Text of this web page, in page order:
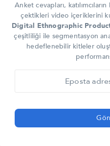
Anket cevapları,
çektikleri video içeriklerini
Digital Ethnographic
çeşitliliği ile segmentasyon
hedeflenebilir kitleler